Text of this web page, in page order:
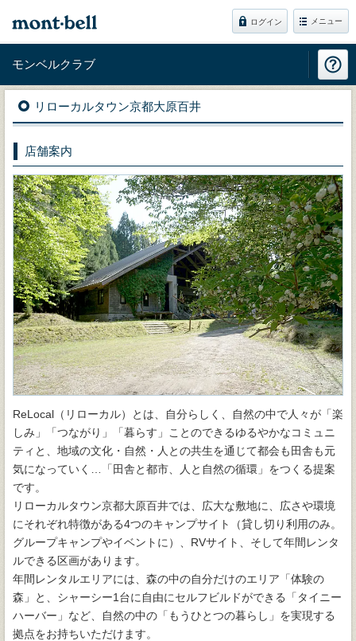
ログイン メニュー
モンベルクラブ
リローカルタウン京都大原百井
店舗案内
ReLocal（リローカル）とは、自分らしく、自然の中で人々が「楽
しみ」「つながり」「暮らす」ことのできるゆるやかなコミュニ
ティと、地域の文化・自然・人との共生を通じて都会も田舎も元
気になっていく…「田舎と都市、人と自然の循環」をつくる提案
です。
リローカルタウン京都大原百井では、広大な敷地に、広さや環境
にそれぞれ特徴がある4つのキャンプサイト（貸し切り利用のみ。
グループキャンプやイベントに）、RVサイト、そして年間レンタ
ルできる区画があります。
年間レンタルエリアには、森の中の自分だけのエリア「体験の
森」と、シャーシー1台に自由にセルフビルドができる「タイニー
ハーバー」など、自然の中の「もうひとつの暮らし」を実現する
拠点をお持ちいただけます。